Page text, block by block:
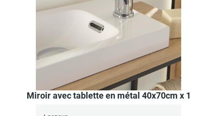
Miroir avec tablette en métal 40x70cm x 1